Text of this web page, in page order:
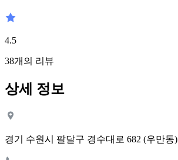
4.5
38개의 리뷰
상세 정보
경기 수원시 팔달구 경수대로 682 (우만동)